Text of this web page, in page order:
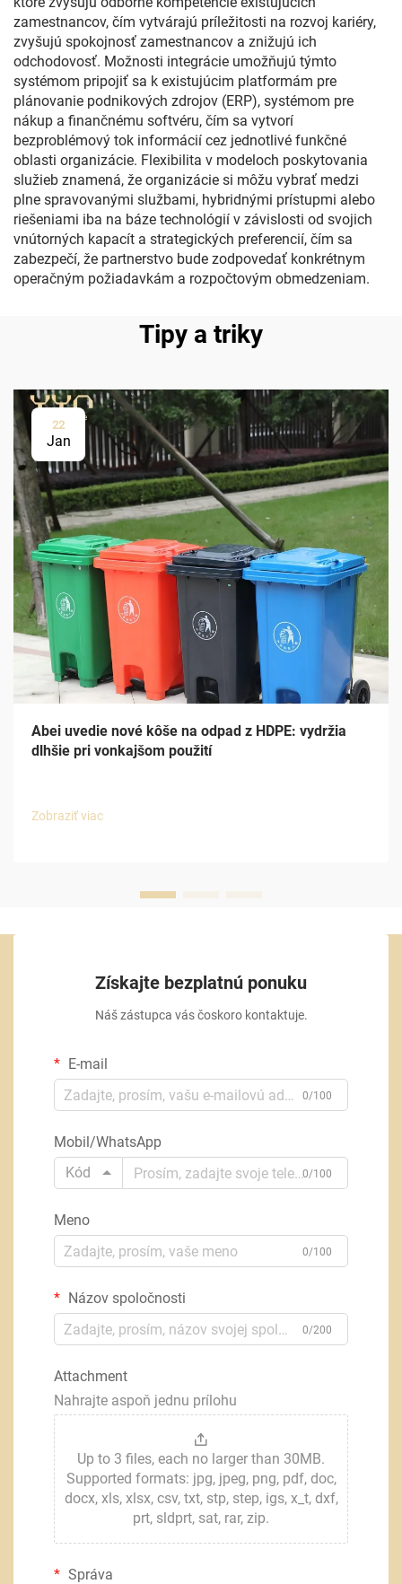
zamestnancov, čím vytvárajú príležitosti na rozvoj kariéry,
zvyšujú spokojnosť zamestnancov a znižujú ich
odchodovosť. Možnosti integrácie umožňujú týmto
systémom pripojiť sa k existujúcim platformám pre
plánovanie podnikových zdrojov (ERP), systémom pre
nákup a finančnému softvéru, čím sa vytvorí
bezproblémový tok informácií cez jednotlivé funkčné
oblasti organizácie. Flexibilita v modeloch poskytovania
služieb znamená, že organizácie si môžu vybrať medzi
plne spravovanými službami, hybridnými prístupmi alebo
riešeniami iba na báze technológií v závislosti od svojich
vnútorných kapacít a strategických preferencií, čím sa
zabezpečí, že partnerstvo bude zodpovedať konkrétnym
operačným požiadavkám a rozpočtovým obmedzeniam.
Tipy a triky
22
Jan
Abei uvedie nové kôše na odpad z HDPE: vydržia
dlhšie pri vonkajšom použití
Zobraziť viac
Získajte bezplatnú ponuku
Náš zástupca vás čoskoro kontaktuje.
E-mail
0/100
Mobil/WhatsApp
Kód
0/100
Meno
0/100
Názov spoločnosti
0/200
Attachment
Nahrajte aspoň jednu prílohu
Up to 3 files, each no larger than 30MB.
Supported formats: jpg, jpeg, png, pdf, doc,
docx, xls, xlsx, csv, txt, stp, step, igs, x_t, dxf,
prt, sldprt, sat, rar, zip.
Správa